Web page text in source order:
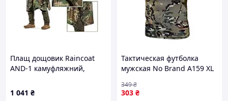
полиэстер;
хлопок;
Плащ дощовик Raincoat
AND-1 камуфляжний,
1 041 ₴
Тактическая футболка
мужская No Brand A159 XL
303 ₴
349₴